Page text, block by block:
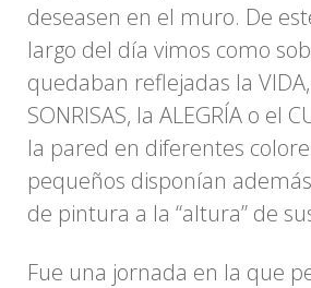
deseasen en el muro. De
largo del día vimos como
quedaban reflejadas la
SONRISAS, la ALEGRÍA o el
la pared en diferentes
pequeños disponían
de pintura a la “altura” de
Fue una jornada en la que